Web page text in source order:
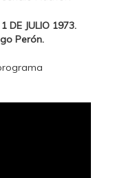
1 DE JULIO 1973.
Perón.